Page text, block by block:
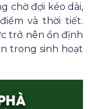
chờ đợi kéo dài,
và thời tiết.
trở nên ổn định
trong sinh hoạt